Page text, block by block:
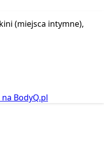
(miejsca intymne),
BodyQ.pl